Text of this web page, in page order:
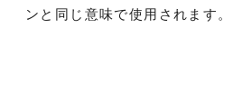
ンと同じ意味で使用されます。